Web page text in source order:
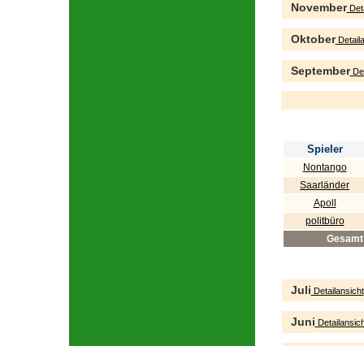
November
Oktober
September
Spieler
Nontango
Saarländer
Apoll
politbüro
Gesamt
Juli Detailansicht
Juni